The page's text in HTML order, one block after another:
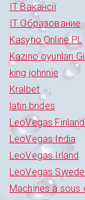
IT Вакансії
IT Образование
Kasyno Online PL
Kazino oyunları
king johnnie
Kralbet
latin brides
LeoVegas Finland
LeoVegas India
LeoVegas Irland
LeoVegas
Machines à